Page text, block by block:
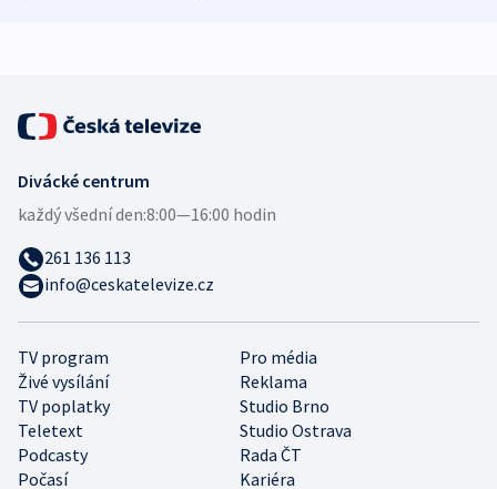
TV program
Pro média
Živé vysílání
Reklama
TV poplatky
Studio Brno
Teletext
Studio Ostrava
Podcasty
Rada ČT
Počasí
Kariéra
Divácké centrum
každý všední den:8:00—16:00 hodin
261 136 113
info@ceskatelevize.cz